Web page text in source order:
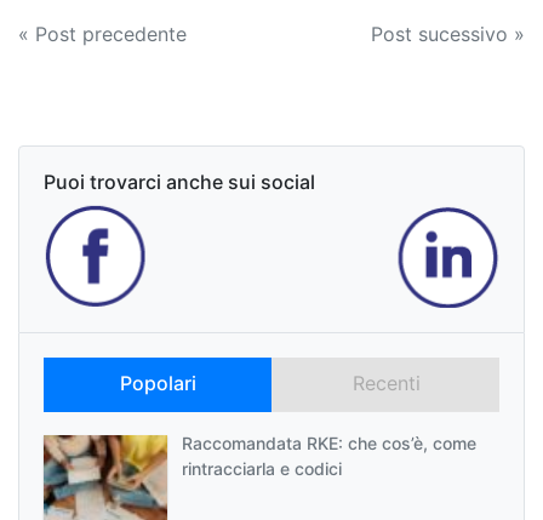
Navigazione
« Post precedente Post sucessivo »
Puoi trovarci anche sui social
Popolari Recenti
Raccomandata RKE: che cos’è, come
rintracciarla e codici